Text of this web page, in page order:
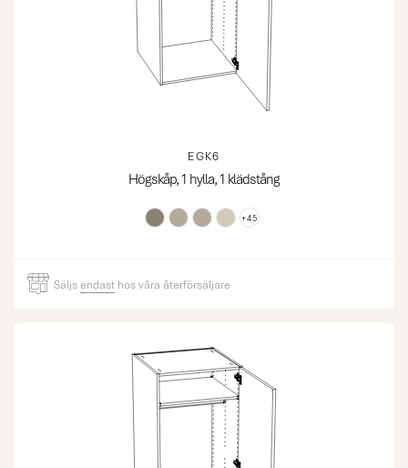
EGK6
Högskåp, 1 hylla, 1 klädstång
+45
Säljsendast hos våra återförsäljare